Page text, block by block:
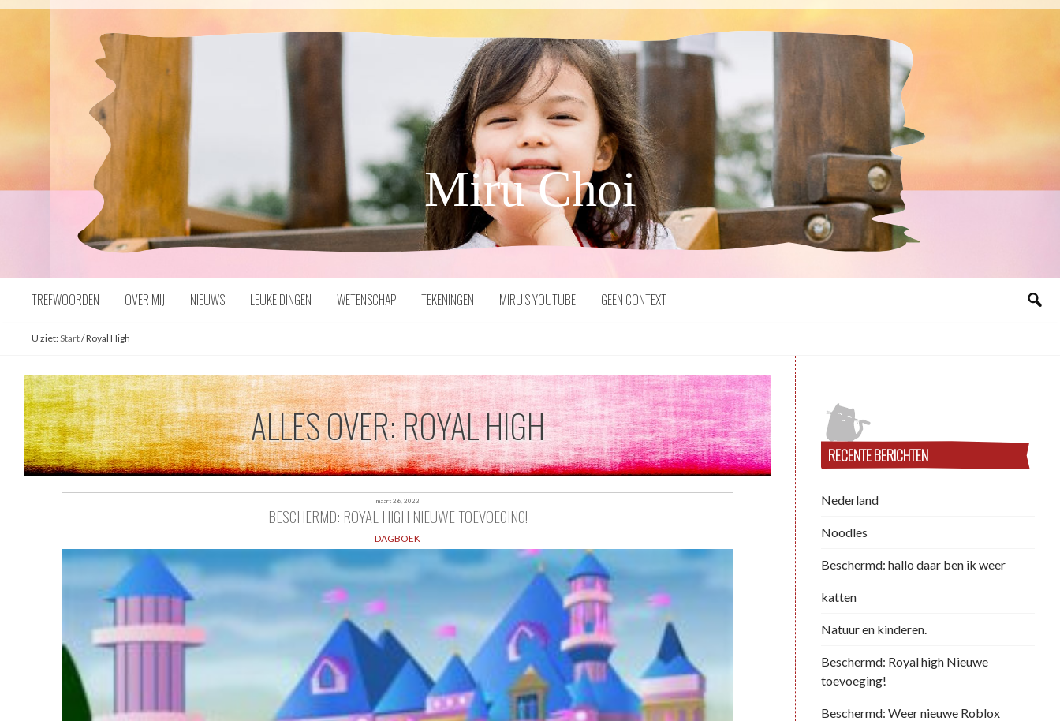
Naar
Miru Choi
TREFWOORDEN OVER MIJ NIEUWS LEUKE DINGEN WETENSCHAP TEKENINGEN MIRU’S YOUTUBE GEEN CONTEXT
U ziet:Start/Royal High
ALLES OVER: ROYAL HIGH
maart 26, 2023
BESCHERMD: ROYAL HIGH NIEUWE TOEVOEGING!
DAGBOEK
RECENTE BERICHTEN
Nederland
Noodles
Beschermd: hallo daar ben ik weer
katten
Natuur en kinderen.
Beschermd: Royal high Nieuwe
toevoeging!
Beschermd: Weer nieuwe Roblox